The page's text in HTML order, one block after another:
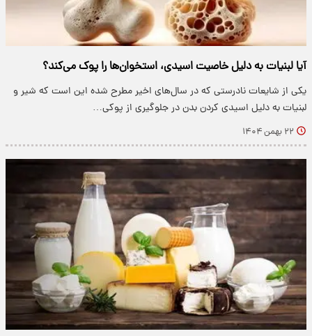
آیا لبنیات به دلیل خاصیت اسیدی، استخوان‌ها را پوک می‌کند؟
یکی از شایعات نادرستی که در سال‌های اخیر مطرح شده این است که شیر و
لبنیات به دلیل اسیدی کردن بدن در جلوگیری از پوکی…
۲۲ بهمن ۱۴۰۴